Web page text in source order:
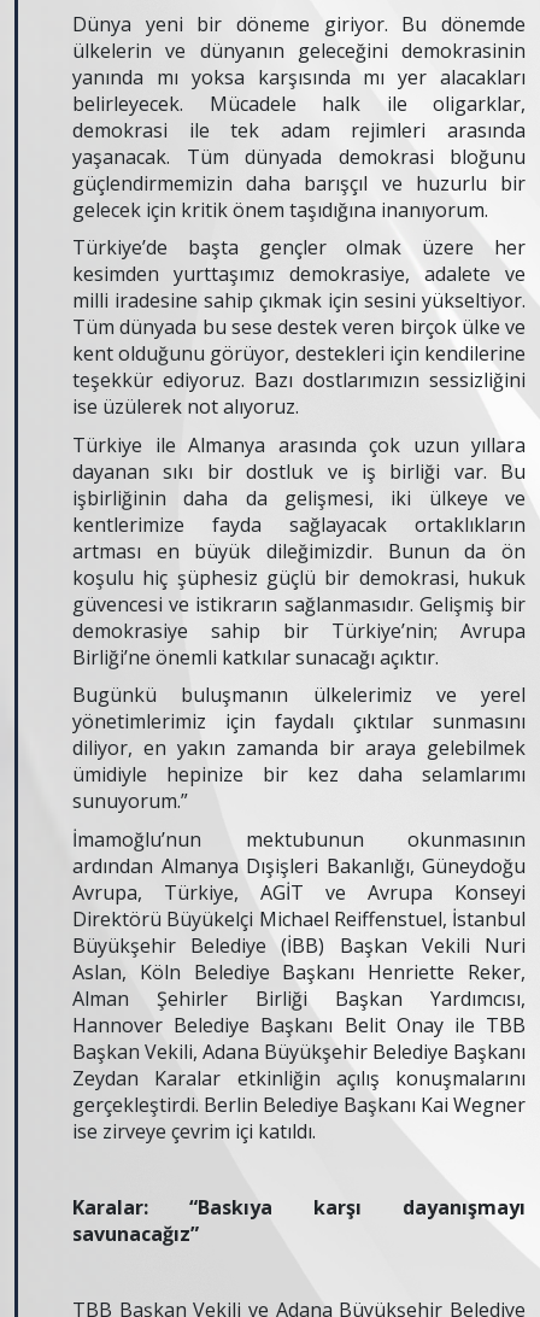
Dünya yeni bir döneme giriyor. Bu dönemde
ülkelerin ve dünyanın geleceğini demokrasinin
yanında mı yoksa karşısında mı yer alacakları
belirleyecek. Mücadele halk ile oligarklar,
demokrasi ile tek adam rejimleri arasında
yaşanacak. Tüm dünyada demokrasi bloğunu
güçlendirmemizin daha barışçıl ve huzurlu bir
gelecek için kritik önem taşıdığına inanıyorum.
Türkiye’de başta gençler olmak üzere her
kesimden yurttaşımız demokrasiye, adalete ve
milli iradesine sahip çıkmak için sesini yükseltiyor.
Tüm dünyada bu sese destek veren birçok ülke ve
kent olduğunu görüyor, destekleri için kendilerine
teşekkür ediyoruz. Bazı dostlarımızın sessizliğini
ise üzülerek not alıyoruz.
Türkiye ile Almanya arasında çok uzun yıllara
dayanan sıkı bir dostluk ve iş birliği var. Bu
işbirliğinin daha da gelişmesi, iki ülkeye ve
kentlerimize fayda sağlayacak ortaklıkların
artması en büyük dileğimizdir. Bunun da ön
koşulu hiç şüphesiz güçlü bir demokrasi, hukuk
güvencesi ve istikrarın sağlanmasıdır. Gelişmiş bir
demokrasiye sahip bir Türkiye’nin; Avrupa
Birliği’ne önemli katkılar sunacağı açıktır.
Bugünkü buluşmanın ülkelerimiz ve yerel
yönetimlerimiz için faydalı çıktılar sunmasını
diliyor, en yakın zamanda bir araya gelebilmek
ümidiyle hepinize bir kez daha selamlarımı
sunuyorum.”
İmamoğlu’nun mektubunun okunmasının
ardından Almanya Dışişleri Bakanlığı, Güneydoğu
Avrupa, Türkiye, AGİT ve Avrupa Konseyi
Direktörü Büyükelçi Michael Reiffenstuel, İstanbul
Büyükşehir Belediye (İBB) Başkan Vekili Nuri
Aslan, Köln Belediye Başkanı Henriette Reker,
Alman Şehirler Birliği Başkan Yardımcısı,
Hannover Belediye Başkanı Belit Onay ile TBB
Başkan Vekili, Adana Büyükşehir Belediye Başkanı
Zeydan Karalar etkinliğin açılış konuşmalarını
gerçekleştirdi. Berlin Belediye Başkanı Kai Wegner
ise zirveye çevrim içi katıldı.
Karalar: “Baskıya karşı dayanışmayı
savunacağız”
TBB Başkan Vekili ve Adana Büyükşehir Belediye